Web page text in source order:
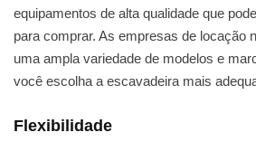
equipamentos de alta qualidade que
para comprar. As empresas de locação
uma ampla variedade de modelos e
você escolha a escavadeira mais
Flexibilidade